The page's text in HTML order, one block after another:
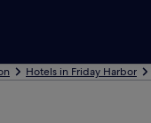
Hotels in Friday Harbor